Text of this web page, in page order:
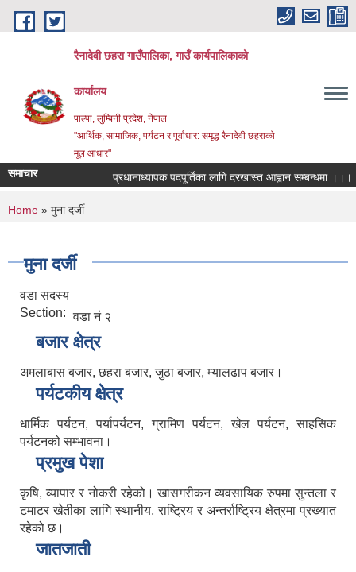
Skip to main content
रैनादेवी छहरा गाउँपालिका, गाउँ कार्यपालिकाको
कार्यालय
पाल्पा, लुम्बिनी प्रदेश, नेपाल
"आर्थिक, सामाजिक, पर्यटन र पूर्वाधार: समृद्ध रैनादेवी छहराको
मूल आधार"
समाचार प्रधानाध्यापक पदपूर्तिका लागि दरखास्त आह्वान सम्बन्धमा ।।।
You are here
Home » मुना दर्जी
मुना दर्जी
वडा सदस्य
Section: वडा नं २
बजार क्षेत्र
अमलाबास बजार, छहरा बजार, जुठा बजार, म्यालढाप बजार।
पर्यटकीय क्षेत्र
धार्मिक पर्यटन, पर्यापर्यटन, ग्रामिण पर्यटन, खेल पर्यटन, साहसिक
पर्यटनको सम्भावना।
प्रमुख पेशा
कृषि, व्यापार र नोकरी रहेको। खासगरीकन व्यवसायिक रुपमा सुन्तला र
टमाटर खेतीका लागि स्थानीय, राष्ट्रिय र अन्तर्राष्ट्रिय क्षेत्रमा प्रख्यात
रहेको छ।
जातजाती